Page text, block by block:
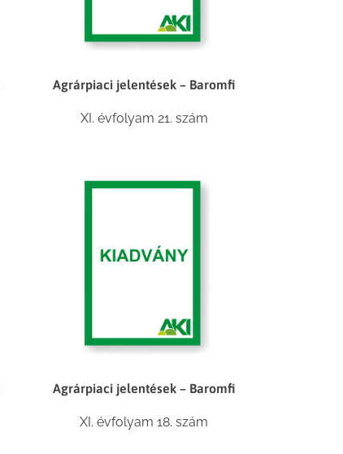
Agrárpiaci jelentések – Baromfi
XI. évfolyam 21. szám
Agrárpiaci jelentések – Baromfi
XI. évfolyam 18. szám